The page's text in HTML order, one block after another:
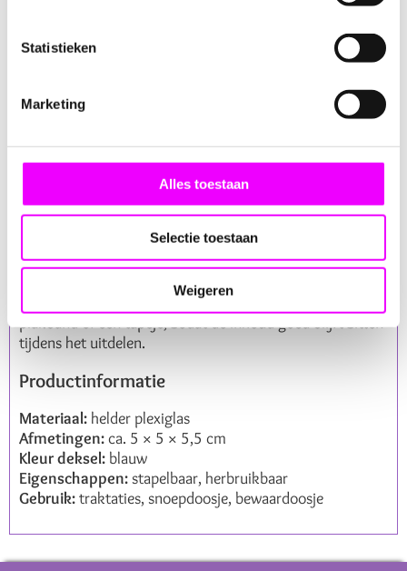
Statistieken
Marketing
Alles toestaan
Selectie toestaan
Weigeren
Veelzijdig in gebruik: traktatie én bewaardoosje
Herbruikbaar, ook na het feestje
Geschikt voor verjaardagen, schooltraktaties en
themafeestjes
Ditblauwe plexi bouwblok snoepdoosjeis perfect voor
bezig zijn. Een traktatie die niet alleen leuk is om te
krijgen, maar ook leuk blijft om te gebruiken.
sluit het doosje na het vullen af met een klein stukje
plakband of een tapeje, zodat de inhoud goed blijft zitten
tijdens het uitdelen.
Productinformatie
Materiaal: helder plexiglas
Afmetingen:ca. 5 × 5 × 5,5 cm
Kleur deksel: blauw
Eigenschappen:stapelbaar, herbruikbaar
Gebruik:traktaties, snoepdoosje, bewaardoosje